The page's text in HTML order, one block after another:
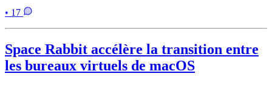
• 17
Space Rabbit accélère la transition entre
les bureaux virtuels de macOS